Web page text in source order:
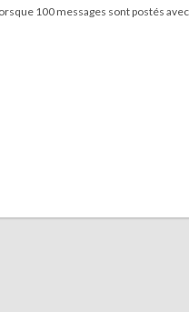
100 messages sont postés